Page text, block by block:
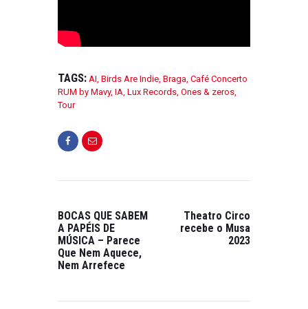
TAGS: AI Birds Are Indie Braga Café Concerto
RUM by Mavy, IA Lux Records Ones & zeros
Tour
BOCAS QUE SABEM
A PAPÉIS DE
MÚSICA – Parece
Que Nem Aquece,
Nem Arrefece
Theatro Circo
recebe o Musa
2023